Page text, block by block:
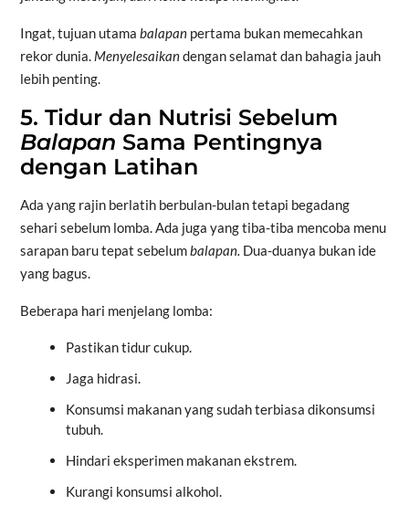
Ingat, tujuan utama balapanpertama bukan memecahkan
rekor dunia. Menyelesaikandengan selamat dan bahagia jauh
lebih penting.
5. Tidur dan Nutrisi Sebelum
Balapan Sama Pentingnya
dengan Latihan
Ada yang rajin berlatih berbulan-bulan tetapi begadang
sehari sebelum lomba. Ada juga yang tiba-tiba mencoba menu
sarapan baru tepat sebelumbalapan. Dua-duanya bukan ide
yang bagus.
Beberapa hari menjelang lomba:
Pastikan tidur cukup.
Jaga hidrasi.
Konsumsi makanan yang sudah terbiasa dikonsumsi
tubuh.
Hindari eksperimen makanan ekstrem.
Kurangi konsumsi alkohol.